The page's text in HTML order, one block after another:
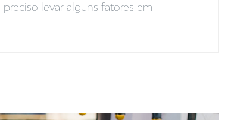
levar alguns fatores em